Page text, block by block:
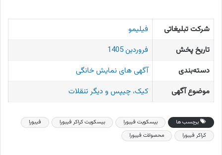
شرکت تبلیغاتی
فیلیمو
تاریخ پخش
فروردین 1405
دسته‌بندی
آگهی های نمایش خانگی
موضوع آگهی
کیک، چیپس و دیگر تنقلات
برچسب ها بیسکویت فیبورا بیسکویت کراکر فیبورا
فیبورا
کراکر فیبورا
محصولات فیبورا